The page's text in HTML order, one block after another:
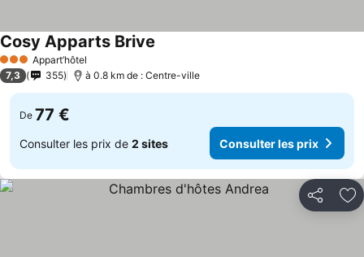
3 ÉtoilesAppart’hôtel
Cosy Apparts Brive
7,3 355 à 0.8 km de : Centre-ville
De 77 €
Consulter les prix de 2 sites Consulter les prix
Partager